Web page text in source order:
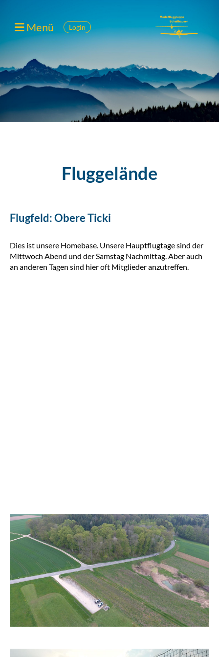
Login
Menü
Fluggelände
Flugfeld: Obere Ticki
Dies ist unsere Homebase. Unsere Hauptflugtage sind der
Mittwoch Abend und der Samstag Nachmittag. Aber auch
an anderen Tagen sind hier oft Mitglieder anzutreffen.